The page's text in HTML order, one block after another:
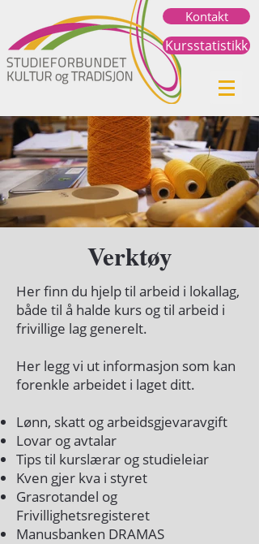
Kursstatistikk
Kontakt
Verktøy
Her finn du hjelp til arbeid i lokallag,
både til å halde kurs og til arbeid i
frivillige lag generelt.
Her legg vi ut informasjon som kan
forenkle arbeidet i laget ditt.
Lønn, skatt og arbeidsgjevaravgift
Lovar og avtalar
Tips til kurslærar og studieleiar
Kven gjer kva i styret
Grasrotandel og
Frivillighetsregisteret
Manusbanken DRAMAS